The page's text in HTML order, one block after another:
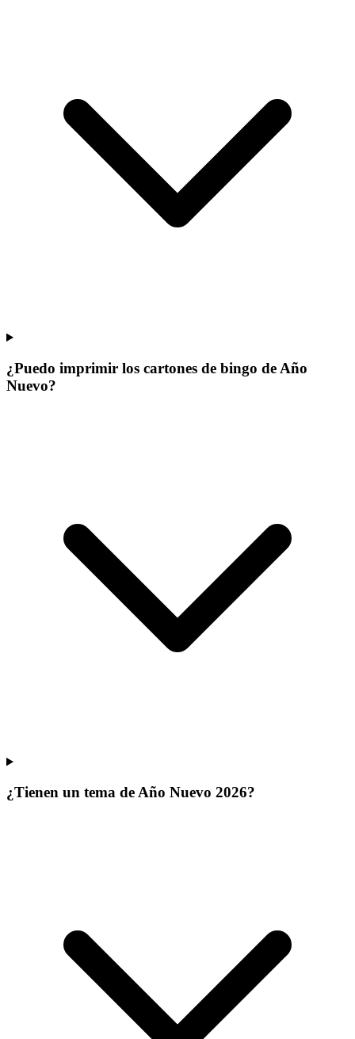
¿Puedo imprimir los cartones de bingo de Año
Nuevo?
¿Tienen un tema de Año Nuevo 2026?